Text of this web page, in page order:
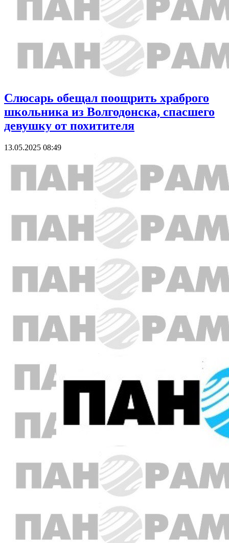
Слюсарь обещал поощрить храброго
школьника из Волгодонска, спасшего
девушку от похитителя
13.05.2025 08:49